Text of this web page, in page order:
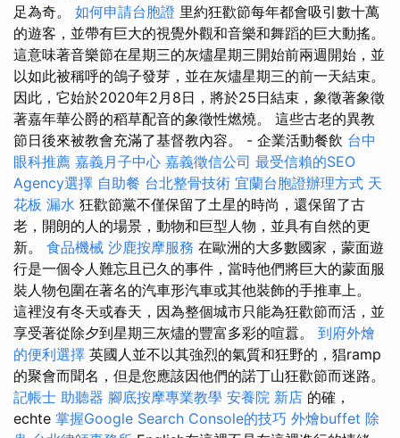
足為奇。 如何申請台胞證 里約狂歡節每年都會吸引數十萬
的遊客，並帶有巨大的視覺外觀和音樂和舞蹈的巨大動搖。
這意味著音樂節在星期三的灰燼星期三開始前兩週開始，並
以如此被稱呼的鴿子發芽，並在灰燼星期三的前一天結束。
因此，它始於2020年2月8日，將於25日結束，象徵著象徵
著嘉年華公爵的稻草配音的象徵性燃燒。 這些古老的異教
節日後來被教會充滿了基督教內容。 - 企業活動餐飲 台中
眼科推薦 嘉義月子中心 嘉義徵信公司 最受信賴的SEO
Agency選擇 自助餐 台北整骨技術 宜蘭台胞證辦理方式 天
花板 漏水 狂歡節黨不僅保留了土星的時尚，還保留了古
老，開朗的人的場景，動物和巨型人物，並具有自然的更
新。 食品機械 沙鹿按摩服務 在歐洲的大多數國家，蒙面遊
行是一個令人難忘且已久的事件，當時他們將巨大的蒙面服
裝人物包圍在著名的汽車形汽車或其他裝飾的手推車上。
這裡沒有冬天或春天，因為整個城市只能為狂歡節而活，並
享受著從除夕到星期三灰燼的豐富多彩的喧囂。 到府外燴
的便利選擇 英國人並不以其強烈的氣質和狂野的，猖ramp
的聚會而聞名，但是您應該因他們的諾丁山狂歡節而迷路。
記帳士 助聽器 腳底按摩專業教學 安養院 新店 的確，
echte 掌握Google Search Console的技巧 外燴buffet 除